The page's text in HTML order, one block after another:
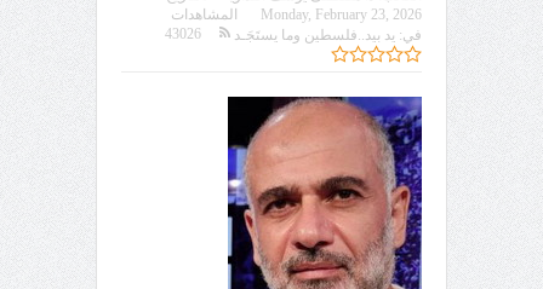
Monday, February 23, 2026
في: يد بيد..فلسطين وما يستَجَـد
المشاهدات
43026